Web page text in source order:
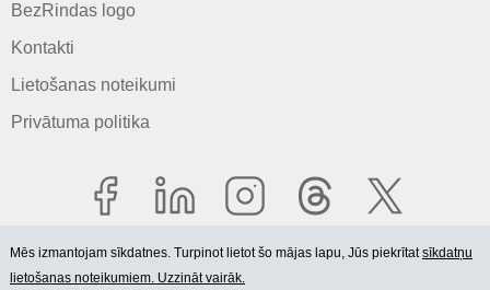
BezRindas logo
Kontakti
Lietošanas noteikumi
Privātuma politika
Mēs izmantojam sīkdatnes. Turpinot lietot šo mājas lapu, Jūs piekrītatsīkdatņu
lietošanas noteikumiem. Uzzināt vairāk.